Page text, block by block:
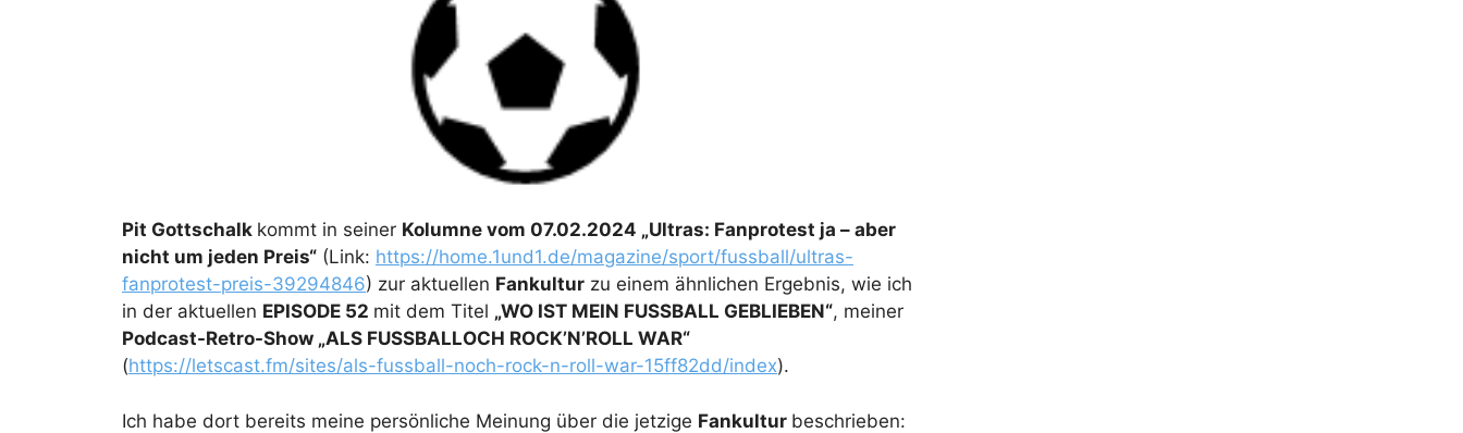
Pit Gottschalk kommt in seiner Kolumne vom 07.02.2024 „Ultras: Fanprotest ja – aber
nicht um jeden Preis“ (Link: https://home.1und1.de/magazine/sport/fussball/ultras-
fanprotest-preis-39294846) zur aktuellen Fankultur zu einem ähnlichen Ergebnis, wie ich
in der aktuellen EPISODE 52 mit dem Titel „WO IST MEIN FUSSBALL GEBLIEBEN“, meiner
Podcast-Retro-Show „ALS FUSSBALLOCH ROCK’N’ROLL WAR“
(https://letscast.fm/sites/als-fussball-noch-rock-n-roll-war-15ff82dd/index).
Ich habe dort bereits meine persönliche Meinung über die jetzige Fankultur beschrieben: